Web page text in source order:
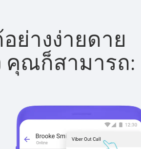
ย่างง่ายดาย
คุณก็สามารถ: